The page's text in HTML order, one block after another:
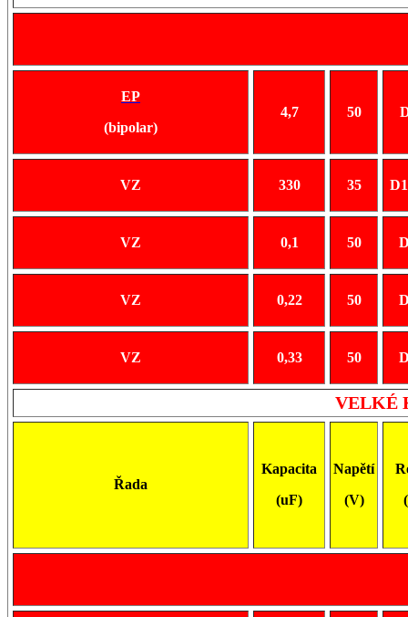
EP
(bipolar)
4,7 50
VZ 330 35
VZ 0,1 50
VZ 0,22 50
VZ 0,33 50
VELKÉ
Řada
Kapacita
(uF)
Napětí
(V)